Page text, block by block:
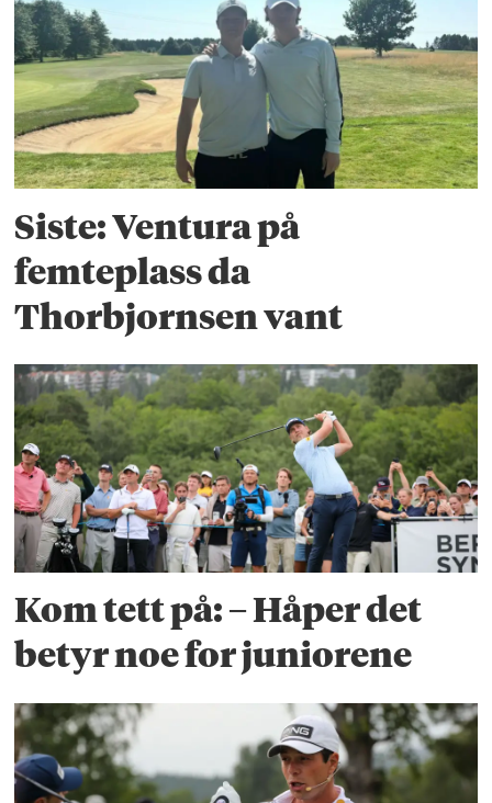
Siste: Ventura på
femteplass da
Thorbjornsen vant
Kom tett på: – Håper det
betyr noe for juniorene